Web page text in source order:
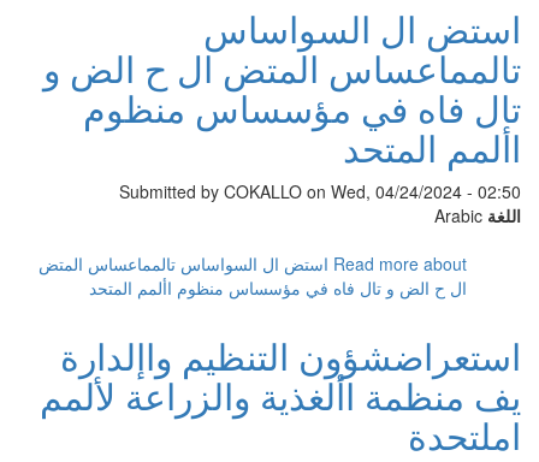
استض ال السواساس
تالمماعساس المتض ال ح الض و
تال فاه في مؤسساس منظوم
األمم المتحد
Submitted by COKALLO on Wed, 04/24/2024 - 02:50
اللغة
Read more about استض ال السواساس تالمماعساس المتض
ال ح الض و تال فاه في مؤسساس منظوم األمم المتحد
استعراضشؤون التنظيم واإلدارة
يف منظمة األغذية والزراعة لألمم
املتحدة